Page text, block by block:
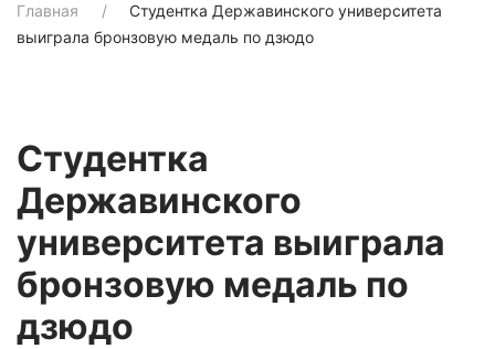
Главная
Студентка Державинского университета
выиграла бронзовую медаль по дзюдо
Студентка
Державинского
университета выиграла
бронзовую медаль по
дзюдо